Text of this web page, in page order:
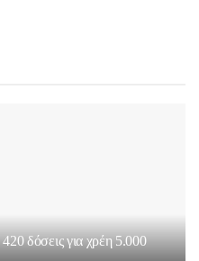
δόσεις για χρέη 5.000